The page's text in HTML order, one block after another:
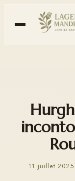
11 juillet 2025